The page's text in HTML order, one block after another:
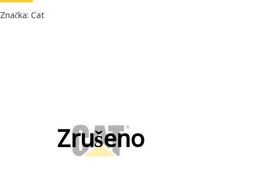
Značka: Cat
Zrušeno